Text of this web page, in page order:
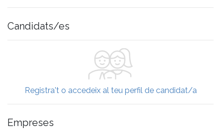
Candidats/es
Registra't o accedeix al teu perfil de candidat/a
Empreses